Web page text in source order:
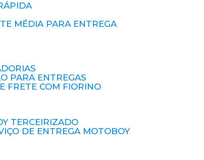
MÉDIA PARA ENTREGA
PARA ENTREGAS
FRETE COM FIORINO
TERCEIRIZADO
DE ENTREGA MOTOBOY